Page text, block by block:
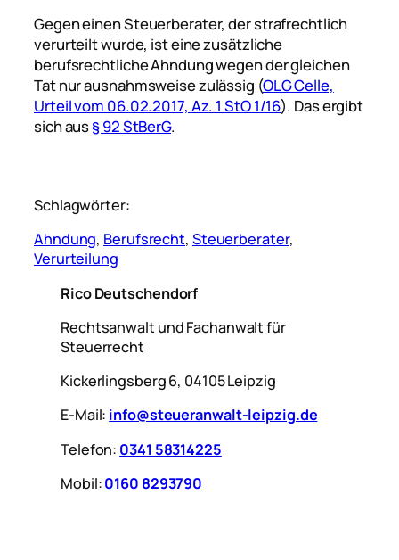
Gegen einen Steuerberater, der strafrechtlich
verurteilt wurde, ist eine zusätzliche
berufsrechtliche Ahndung wegen der gleichen
Tat nur ausnahmsweise zulässig (OLG Celle,
Urteil vom 06.02.2017, Az. 1 StO 1/16). Das ergibt
sich aus§ 92 StBerG.
Schlagwörter:
Ahndung, Berufsrecht, Steuerberater
Verurteilung
Rico Deutschendorf
Rechtsanwalt und Fachanwalt für
Steuerrecht
Kickerlingsberg 6, 04105 Leipzig
E-Mail: info@steueranwalt-leipzig.de
Telefon: 0341 58314225
Mobil:0160 8293790